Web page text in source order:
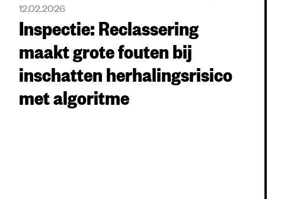
12.02.2026
Inspectie: Reclassering
maakt grote fouten bij
inschatten herhalingsrisico
met algoritme